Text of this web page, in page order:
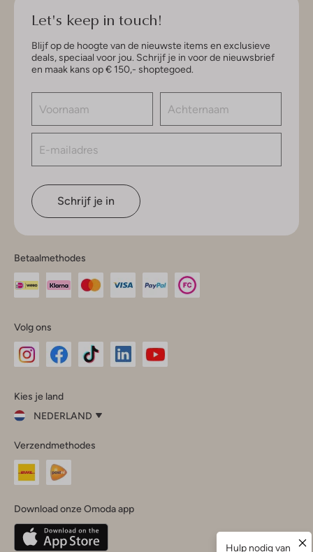
Let's keep in touch!
Blijf op de hoogte van de nieuwste items en exclusieve
deals, speciaal voor jou. Schrijf je in voor de nieuwsbrief
en maak kans op € 150,- shoptegoed.
Schrijf je in
Betaalmethodes
Volg ons
InstagramFacebook
Kies je land
NEDERLAND
je
land
Nederland
Belgique(Français)
Deutschland
Verzendmethodes
Download onze Omoda app